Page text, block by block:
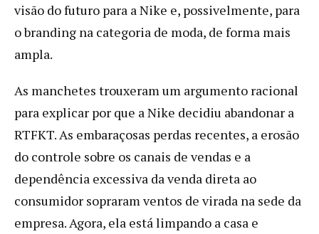
visão do futuro para a Nike e, possivelmente, para
o branding na categoria de moda, de forma mais
ampla.
As manchetes trouxeram um argumento racional
para explicar por que a Nike decidiu abandonar a
RTFKT. As embaraçosas perdas recentes, a erosão
do controle sobre os canais de vendas e a
dependência excessiva da venda direta ao
consumidor sopraram ventos de virada na sede da
empresa. Agora, ela está limpando a casa e